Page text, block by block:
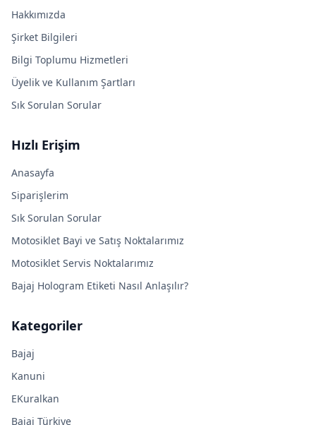
Hakkımızda
Şirket Bilgileri
Bilgi Toplumu Hizmetleri
Üyelik ve Kullanım Şartları
Sık Sorulan Sorular
Hızlı Erişim
Anasayfa
Siparişlerim
Sık Sorulan Sorular
Motosiklet Bayi ve Satış Noktalarımız
Motosiklet Servis Noktalarımız
Bajaj Hologram Etiketi Nasıl Anlaşılır?
Kategoriler
Bajaj
Kanuni
EKuralkan
Bajaj Türkiye